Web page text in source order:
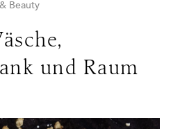
Beauty
und Raum